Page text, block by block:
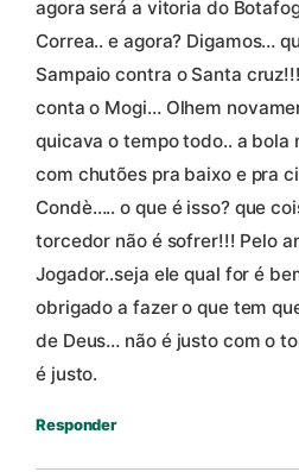
agora será a vitoria do
Correa.. e agora? Digamos…
Sampaio contra o Santa
conta o Mogi… Olhem
quicava o tempo todo.. a bola
com chutões pra baixo e pra
Condè….. o que é isso? que
torcedor não é sofrer!!! Pelo
Jogador..seja ele qual for é
obrigado a fazer o que tem
de Deus… não é justo com o
é justo.
Responder